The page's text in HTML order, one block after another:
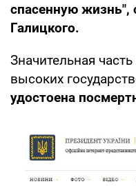
спасенную жизнь",
Галицкого.
Значительная
высоких
удостоена